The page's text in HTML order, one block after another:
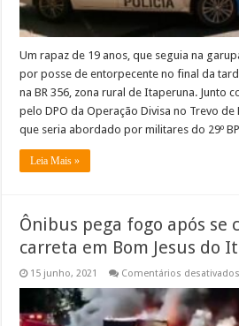
Um rapaz de 19 anos, que seguia na
por posse de entorpecente no final da
na BR 356, zona rural de Itaperuna. Junto
pelo DPO da Operação Divisa no Trevo
que seria abordado por militares do 29º
Leia Mais »
Ônibus pega fogo após se
carreta em Bom Jesus do
15 junho, 2021 Comentários desativados